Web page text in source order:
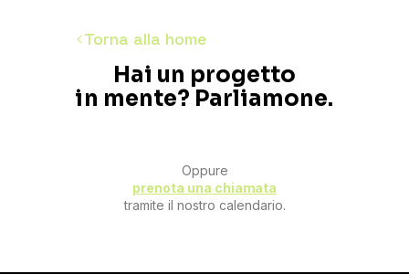
Torna alla home
Hai un progetto
in mente? Parliamone.
Oppure
prenota una chiamata
tramite il nostro calendario.